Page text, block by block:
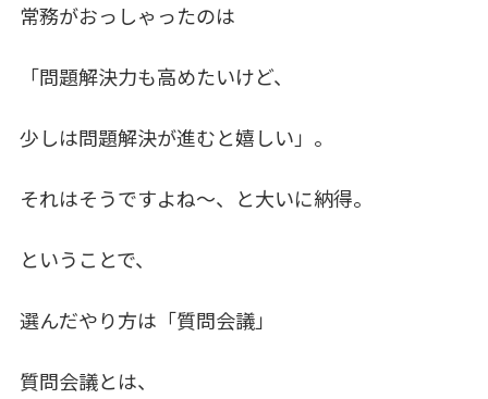
常務がおっしゃったのは
「問題解決力も高めたいけど、
少しは問題解決が進むと嬉しい」。
それはそうですよね～、と大いに納得。
ということで、
選んだやり方は「質問会議」
質問会議とは、